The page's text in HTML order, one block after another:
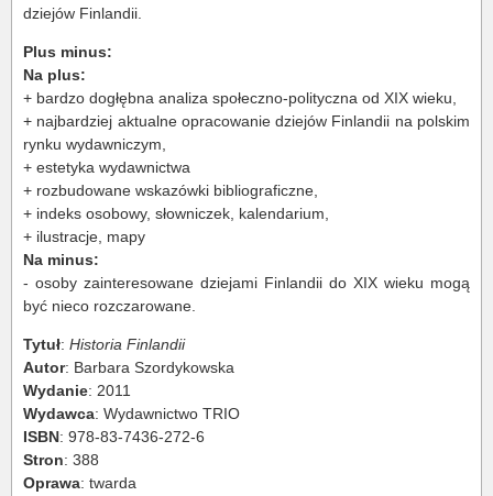
dziejów Finlandii.
Plus minus:
Na plus:
+ bardzo dogłębna analiza społeczno-polityczna od XIX wieku,
+ najbardziej aktualne opracowanie dziejów Finlandii na polskim
rynku wydawniczym,
+ estetyka wydawnictwa
+ rozbudowane wskazówki bibliograficzne,
+ indeks osobowy, słowniczek, kalendarium,
+ ilustracje, mapy
Na minus:
- osoby zainteresowane dziejami Finlandii do XIX wieku mogą
być nieco rozczarowane.
Tytuł: Historia Finlandii
Autor: Barbara Szordykowska
Wydanie: 2011
Wydawca: Wydawnictwo TRIO
ISBN: 978-83-7436-272-6
Stron: 388
Oprawa: twarda